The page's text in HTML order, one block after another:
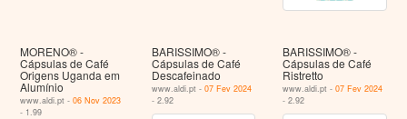
MORENO® -
Cápsulas de Café
Origens Uganda em
Alumínio
www.aldi.pt -06 Nov 2023
- 1.99
BARISSIMO® -
Cápsulas de Café
Descafeinado
www.aldi.pt - 07 Fev 2024
- 2.92
BARISSIMO® -
Cápsulas de Café
Ristretto
www.aldi.pt -07 Fev 2024
- 2.92